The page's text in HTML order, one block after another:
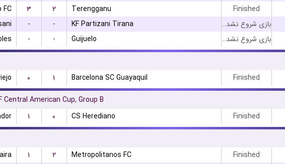
FC
۳ ۲ Terengganu Finished
- - KF Partizani Tirana بازی شروع نشده است
- - Guijuelo بازی شروع نشده است
۰ ۱ Barcelona SC Guayaquil Finished
Central American Cup, Group B
۱ ۰ CS Herediano Finished
۱ ۲ Metropolitanos FC Finished